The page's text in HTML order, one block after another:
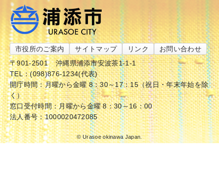
市役所のご案内 サイトマップ リンク
お問い合わせ
〒901-2501
沖縄県浦添市安波茶1-1-1
TEL：(098)876-1234(代表)
開庁時間：月曜から金曜 8：30～17：15（祝日・年末年始を除
く）
窓口受付時間：月曜から金曜 8：30～16：00
法人番号：1000020472085
© Urasoe okinawa Japan.